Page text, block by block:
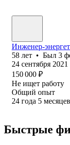
Инженер-
58 лет • Был 3
24 сентября 2021
150 000 ₽
Не ищет работу
Общий опыт
24 года 5 месяцев
Быстрые